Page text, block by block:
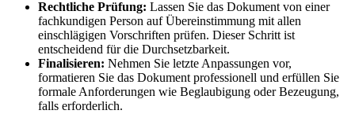
Rechtliche Prüfung: Lassen Sie das Dokument von einer
fachkundigen Person auf Übereinstimmung mit allen
einschlägigen Vorschriften prüfen. Dieser Schritt ist
entscheidend für die Durchsetzbarkeit.
Finalisieren: Nehmen Sie letzte Anpassungen vor,
formatieren Sie das Dokument professionell und erfüllen Sie
formale Anforderungen wie Beglaubigung oder Bezeugung,
falls erforderlich.